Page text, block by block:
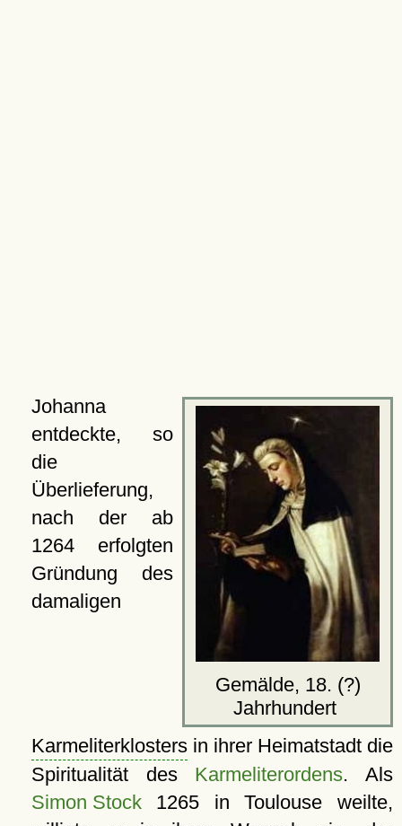
Gemälde, 18. (?)
Jahrhundert
Johanna
entdeckte, so
die
Überlieferung,
nach der ab
1264 erfolgten
Gründung des
damaligen
Karmeliterklostersin ihrer Heimatstadt die
Spiritualität des Karmeliterordens. Als
Simon Stock1265 in Toulouse weilte,